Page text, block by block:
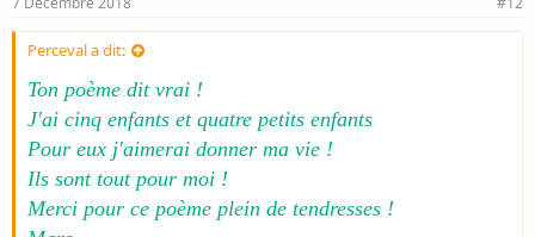
Perceval a dit:
Ton poème dit vrai !
J'ai cinq enfants et quatre petits enfants
Pour eux j'aimerai donner ma vie !
Ils sont tout pour moi !
Merci pour ce poème plein de tendresses !